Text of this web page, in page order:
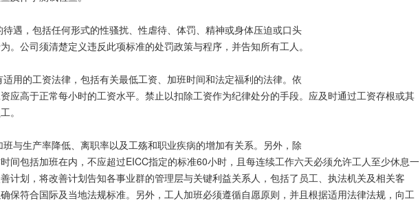
，包括任何形式的性骚扰、性虐待、体罚、精神或身体压迫或口头
。公司须清楚定义违反此项标准的处罚政策与程序，并告知所有工人。
的工资法律，包括有关最低工资、加班时间和法定福利的法律。依
应高于正常每小时的工资水平。禁止以扣除工资作为纪律处分的手段。应及时通过工资存根或其
。
生产率降低、离职率以及工殇和职业疾病的增加有关系。另外，除
间包括加班在内，不应超过EICC指定的标准60小时，且每连续工作六天必须允许工人至少休息一
计划，将改善计划告知各事业群的管理层与关键利益关系人，包括了员工、执法机关及相关客
保符合国际及当地法规标准。另外，工人加班必须遵循自愿原则，并且根据适用法律法规，向工